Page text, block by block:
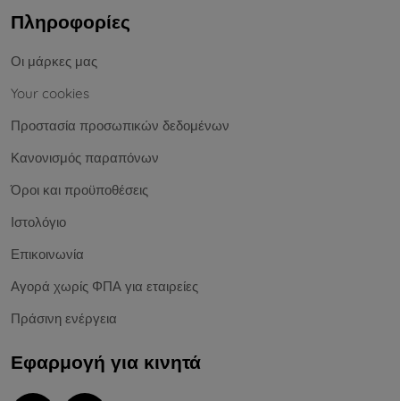
Πληροφορίες
Οι μάρκες μας
Your cookies
Προστασία προσωπικών δεδομένων
Κανονισμός παραπόνων
Όροι και προϋποθέσεις
Ιστολόγιο
Επικοινωνία
Αγορά χωρίς ΦΠΑ για εταιρείες
Πράσινη ενέργεια
Εφαρμογή για κινητά